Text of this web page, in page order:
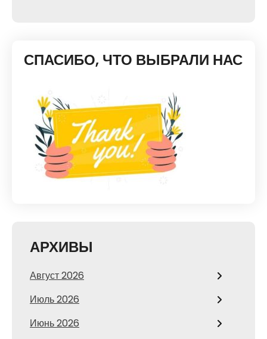
СПАСИБО, ЧТО ВЫБРАЛИ НАС
АРХИВЫ
Август 2026
Июль 2026
Июнь 2026